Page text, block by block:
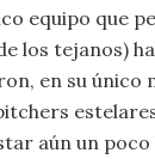
equipo que
los tejanos)
en su único
aún un